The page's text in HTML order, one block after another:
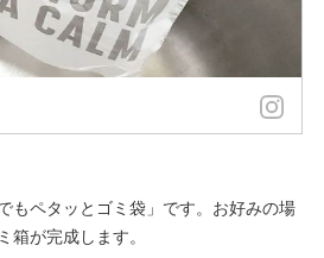
もペタッとゴミ袋」です。お好みの場
箱が完成します。